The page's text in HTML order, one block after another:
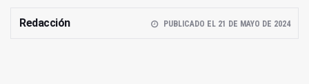
Redacción PUBLICADO EL 21 DE MAYO DE 2024